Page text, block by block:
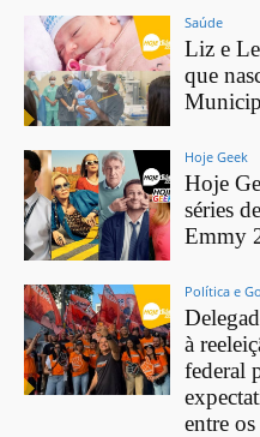
Saúde
Liz e
que
Hoje Geek
Hoje
séries
Emmy
Política e
à
federal
entre